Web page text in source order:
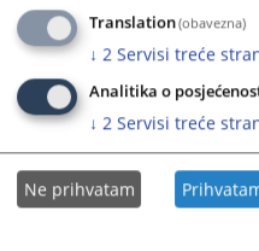
Odluka o imenovanju
podataka i zamjenika
Translation(obavezna)
↓ 2 Servisi treće
Analitika o
↓ 2 Servisi treće
Ne prihvatam